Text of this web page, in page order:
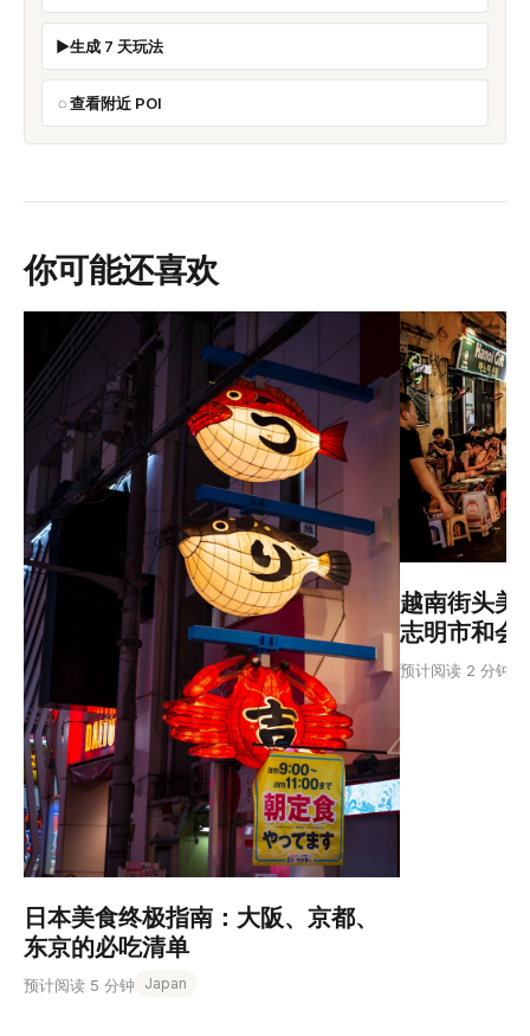
生成 7 天玩法
查看附近 POI
你可能还喜欢
日本美食终极指南：大阪、京都、
东京的必吃清单
预计阅读 5 分钟 Japan
越南街头美
志明市和会
预计阅读 2 分钟